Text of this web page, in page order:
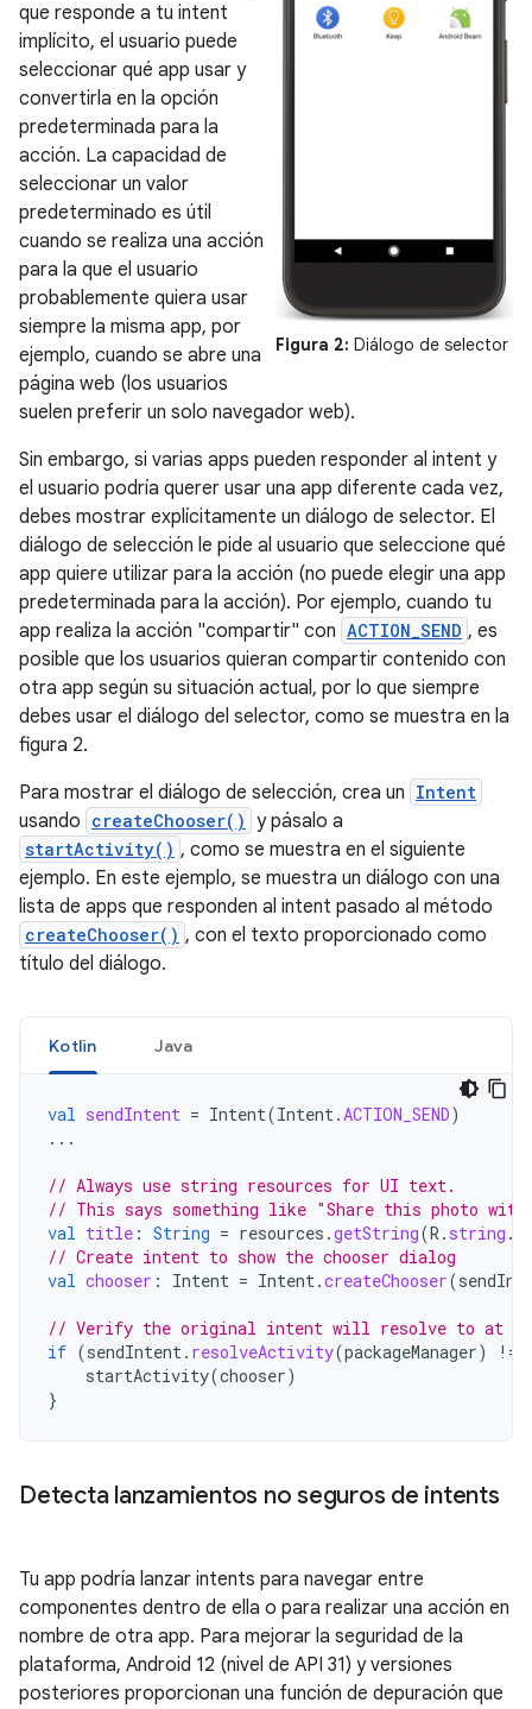
Figura 2: Diálogo de selector
que responde a tu intent
implícito, el usuario puede
seleccionar qué app usar y
convertirla en la opción
predeterminada para la
acción. La capacidad de
seleccionar un valor
predeterminado es útil
cuando se realiza una acción
para la que el usuario
probablemente quiera usar
siempre la misma app, por
ejemplo, cuando se abre una
página web (los usuarios
suelen preferir un solo navegador web).
Sin embargo, si varias apps pueden responder al intent y
el usuario podría querer usar una app diferente cada vez,
debes mostrar explícitamente un diálogo de selector. El
diálogo de selección le pide al usuario que seleccione qué
app quiere utilizar para la acción (no puede elegir una app
predeterminada para la acción). Por ejemplo, cuando tu
app realiza la acción "compartir" con ACTION_SEND , es
posible que los usuarios quieran compartir contenido con
otra app según su situación actual, por lo que siempre
debes usar el diálogo del selector, como se muestra en la
figura 2.
Para mostrar el diálogo de selección, crea un Intent
usando createChooser() y pásalo a
startActivity() , como se muestra en el siguiente
ejemplo. En este ejemplo, se muestra un diálogo con una
lista de apps que responden al intent pasado al método
createChooser() , con el texto proporcionado como
título del diálogo.
Kotlin Java
val sendIntent = Intent(Intent.ACTION_SEND)
...
// Always use string resources for UI text.
// This says something like "Share this photo
val title : String = resources .getString(R . string .
// Create intent to show the chooser dialog
val chooser : Intent = Intent.createChooser(
// Verify the original intent will resolve to at
if (sendIntent. resolveActivity(packageManager) !=
startActivity(chooser)
}
Detecta lanzamientos no seguros de intents
Tu app podría lanzar intents para navegar entre
componentes dentro de ella o para realizar una acción en
nombre de otra app. Para mejorar la seguridad de la
plataforma, Android 12 (nivel de API 31) y versiones
posteriores proporcionan una función de depuración que